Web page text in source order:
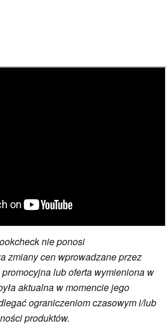
nie ponosi
zmiany cen wprowadzane przez
lub oferta wymieniona w
aktualna w momencie jego
ograniczeniom czasowym i/lub
produktów.